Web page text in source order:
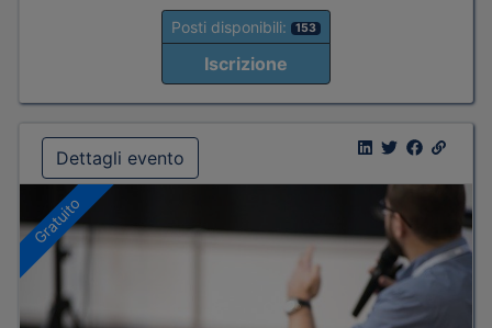
Posti disponibili: 153
Iscrizione
Dettagli evento
Gratuito